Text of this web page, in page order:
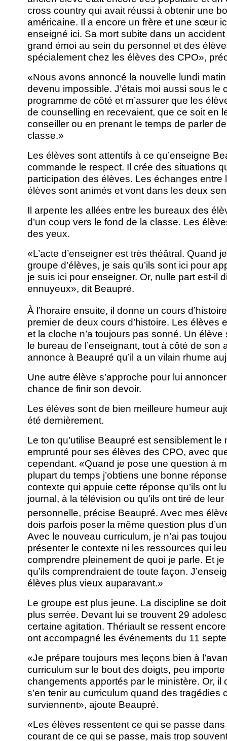
cross country qui avait réussi à obtenir une
américaine. Il a encore un frère et une sœur
enseigné ici. Sa mort subite dans un accident
grand émoi au sein du personnel et des
spécialement chez les élèves des CPO»,
«Nous avons annoncé la nouvelle lundi
devenu impossible. J’étais moi aussi sous le
programme de côté et m’assurer que les
de counselling en recevaient, que ce soit en
conseiller ou en prenant le temps de parler
classe.»
Les élèves sont attentifs à ce qu’enseigne
commande le respect. Il crée des situations
participation des élèves. Les échanges entre
élèves sont animés et vont dans les deux
Il arpente les allées entre les bureaux des
d’un coup vers le fond de la classe. Les
des yeux.
«L’acte d’enseigner est très théâtral. Quand
groupe d’élèves, je sais qu’ils sont ici pour
je suis ici pour enseigner. Or, nulle part est-il
ennuyeux», dit Beaupré.
À l’horaire ensuite, il donne un cours
premier de deux cours d’histoire. Les élèves
et la cloche n’a toujours pas sonné. Un élève
le bureau de l’enseignant, tout à côté de son
annonce à Beaupré qu’il a un vilain rhume
Une autre élève s’approche pour lui annoncer
chance de finir son devoir.
Les élèves sont de bien meilleure humeur
été dernièrement.
Le ton qu’utilise Beaupré est sensiblement le
emprunté pour ses élèves des CPO, avec
cependant. «Quand je pose une question à
plupart du temps j’obtiens une bonne
contexte qui appuie cette réponse qu’ils ont
journal, à la télévision ou qu’ils ont tiré de
personnelle, précise Beaupré. Avec mes
dois parfois poser la même question plus
Avec le nouveau curriculum, je n’ai pas
présenter le contexte ni les ressources qui
comprendre pleinement de quoi je parle. Et
qu’ils comprendraient de toute façon.
élèves plus vieux auparavant.»
Le groupe est plus jeune. La discipline se
plus serrée. Devant lui se trouvent 29
certaine agitation. Thériault se ressent
ont accompagné les événements du 11
«Je prépare toujours mes leçons bien à
curriculum sur le bout des doigts, peu
changements apportés par le ministère. Or, il
s’en tenir au curriculum quand des tragédies
surviennent», ajoute Beaupré.
«Les élèves ressentent ce qui se passe
courant de ce qui se passe, mais trop